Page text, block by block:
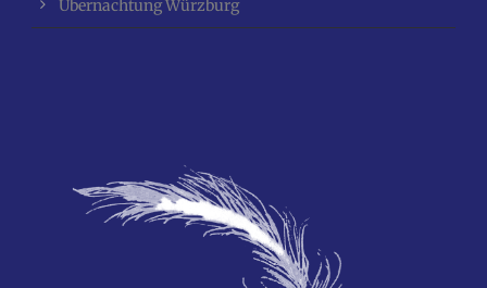
Übernachtung Würzburg